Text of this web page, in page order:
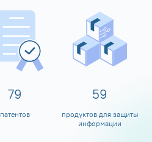
80
патентов
60
продуктов для защиты
информации